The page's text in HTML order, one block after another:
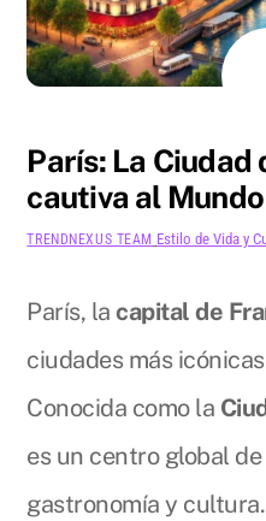
París: La Ciudad
cautiva al Mundo
TRENDNEXUS TEAM Estilo de Vida y
París, lacapital de
ciudades más
Conocida como la
es un centro global
gastronomía y cultura.